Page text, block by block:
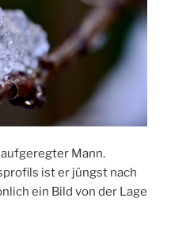
Mann.
ist er jüngst nach
ein Bild von der Lage